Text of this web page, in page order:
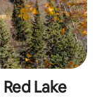
Lake